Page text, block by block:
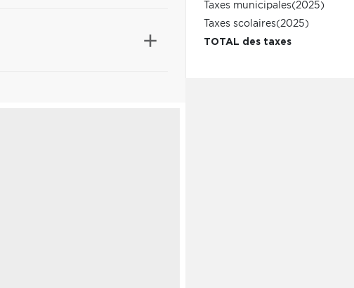
Taxes municipales(2025)
Taxes scolaires(2025)
TOTAL des taxes